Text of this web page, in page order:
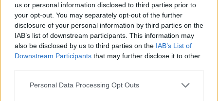
us or personal information disclosed to third parties prior to
your opt-out. You may separately opt-out of the further
disclosure of your personal information by third parties on the
IAB’s list of downstream participants. This information may
also be disclosed by us to third parties on the IAB’s List of
Downstream Participants that may further disclose it to other
Personal Data Processing Opt Outs